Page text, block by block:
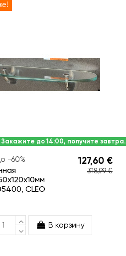
Закажите до 14:00, получите завтра.
−60%
CLEO
127,60 €
318,99 €
В корзину